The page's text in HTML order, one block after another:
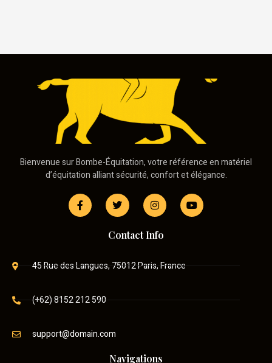
Bienvenue sur Bombe-Équitation, votre référence en matériel
d’équitation alliant sécurité, confort et élégance.
Contact Info
45 Rue des Langues, 75012 Paris, France
(+62) 8152 212 590
support@domain.com
Navigations